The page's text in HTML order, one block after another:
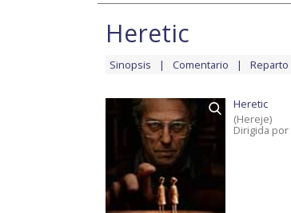
Heretic
Sinopsis Comentario Reparto
Heretic
(Hereje)
Dirigida por